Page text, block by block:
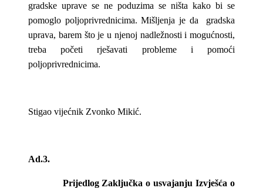
gradske uprave se ne poduzima se ništa kako bi se
pomoglo poljoprivrednicima. Mišljenja je da gradska
uprava, barem što je u njenoj nadležnosti i mogućnosti,
treba početi rješavati probleme i pomoći
poljoprivrednicima.
Stigao vijećnik Zvonko Mikić.
Ad.3.
Prijedlog Zaključka o usvajanju Izvješća o